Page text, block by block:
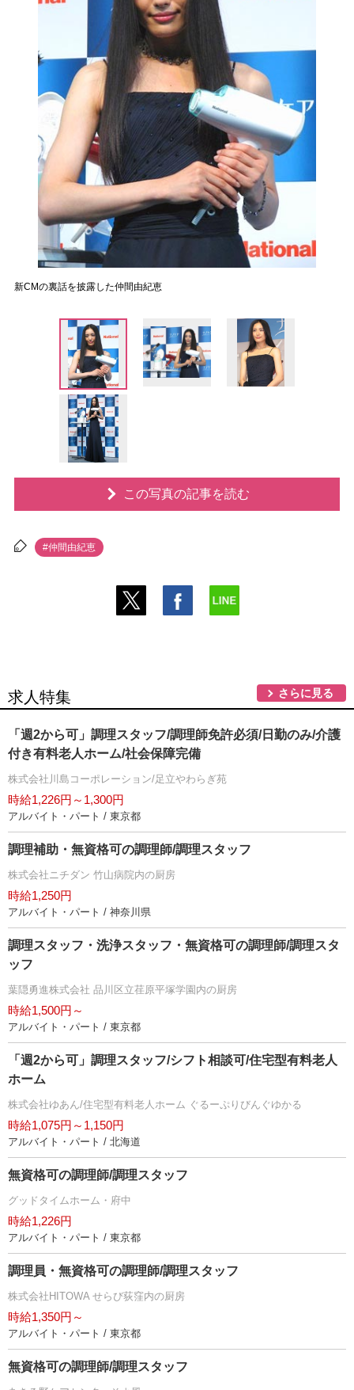
新CMの裏話を披露した仲間由紀恵
この写真の記事を読む
#仲間由紀恵
求人特集 さらに見る
「週2から可」調理スタッフ/調理師免許必須/日勤のみ/介護
付き有料老人ホーム/社会保障完備
株式会社川島コーポレーション/足立やわらぎ苑
時給1,226円～1,300円
アルバイト・パート / 東京都
調理補助・無資格可の調理師/調理スタッフ
株式会社ニチダン 竹山病院内の厨房
時給1,250円
アルバイト・パート / 神奈川県
調理スタッフ・洗浄スタッフ・無資格可の調理師/調理スタ
ッフ
葉隠勇進株式会社 品川区立荏原平塚学園内の厨房
時給1,500円～
アルバイト・パート / 東京都
「週2から可」調理スタッフ/シフト相談可/住宅型有料老人
ホーム
株式会社ゆあん/住宅型有料老人ホーム ぐるーぷりびんぐゆかる
時給1,075円～1,150円
アルバイト・パート / 北海道
無資格可の調理師/調理スタッフ
グッドタイムホーム・府中
時給1,226円
アルバイト・パート / 東京都
調理員・無資格可の調理師/調理スタッフ
株式会社HITOWA せらび荻窪内の厨房
時給1,350円～
アルバイト・パート / 東京都
無資格可の調理師/調理スタッフ